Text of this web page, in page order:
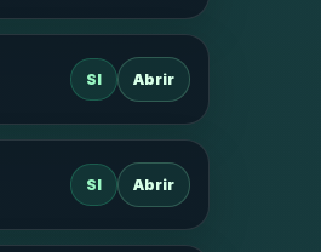
SI Abrir
SI Abrir